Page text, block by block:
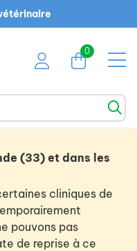
0
(33) et dans les
cliniques de
pouvons pas
de reprise à ce